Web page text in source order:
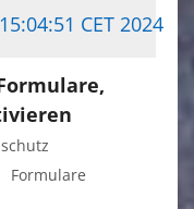
CET 2024
Formulare